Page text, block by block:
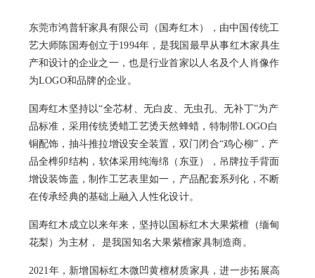
东莞市鸿普轩家具有限公司（国寿红木），由中国传统工
艺大师陈国寿创立于1994年，是我国最早从事红木家具生
产和设计的企业之一，也是行业首家以人名及个人肖像作
为LOGO和品牌的企业。
国寿红木坚持以“全芯材、无白皮、无虫孔、无补丁”为产
品标准，采用传统烫蜡工艺烫天然蜂蜡，特制带LOGO白
铜配饰，抽斗推拉增设安全装置，双门闭合“鸡心柳”， 产
品全榫卯结构， 软体采用纯海绵（东亚），吊牌拉手背面
增设装饰盖，制作工艺表里如一，产品配套系列化，不断
在传承经典的基础上融入人性化设计。
国寿红木成立以来年来，坚持以国标红木大果紫檀（缅甸
花梨）为主材， 是我国知名大果紫檀家具制造商。
2021年，新增国标红木微凹黄檀材质家具，进一步拓展高